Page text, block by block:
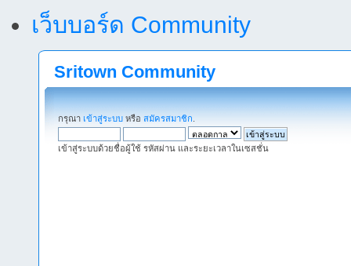
เว็บบอร์ด Community
Sritown Community
กรุณา เข้าสู่ระบบ หรือ สมัครสมาชิก
เข้าสู่ระบบด้วยชื่อผู้ใช้ รหัสผ่าน และระยะเวลาในเซสชั่น